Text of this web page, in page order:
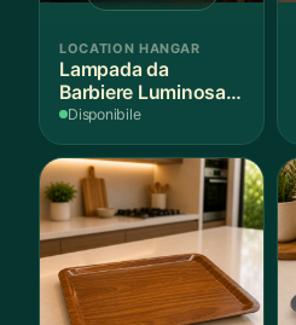
LOCATION HANGAR
Lampada da
Barbiere Luminosa
Rotante
Disponibile